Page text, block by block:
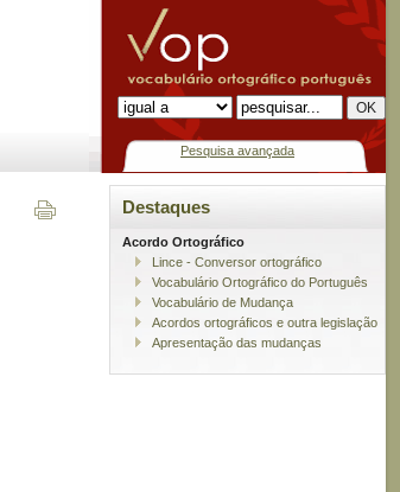
Pesquisa avançada
Destaques
Acordo Ortográfico
Lince - Conversor ortográfico
Vocabulário Ortográfico do Português
Vocabulário de Mudança
Acordos ortográficos e outra legislação
Apresentação das mudanças